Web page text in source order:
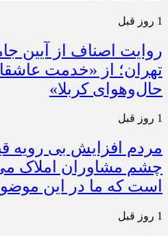
1 روز قبل
روایت اصناف از آیین
تهران؛ از «خدمت
حال‌وهوای کربلا»
1 روز قبل
مردم افزایش بی رویه
چشم مشاوران املاک
است که ما در این
1 روز قبل